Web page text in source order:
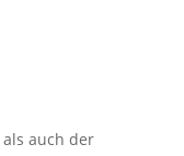
auch der